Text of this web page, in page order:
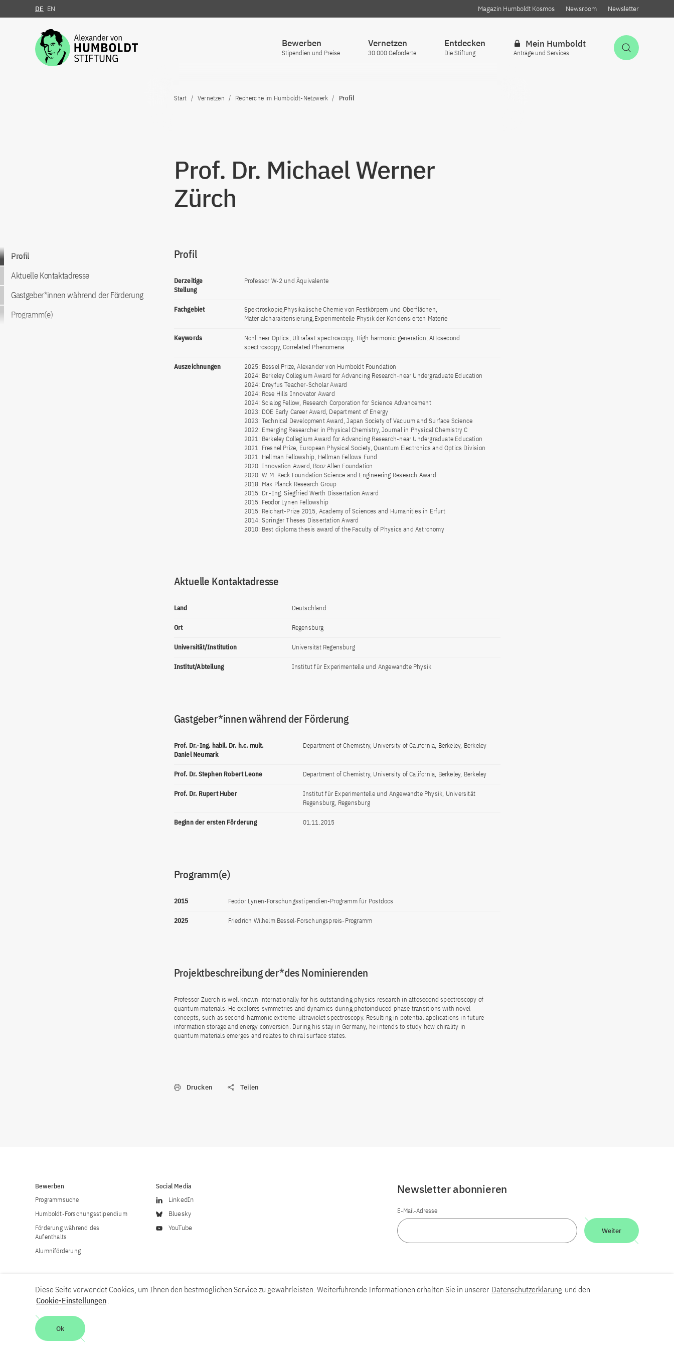
Zum Inhalt springen
DE EN Magazin Humboldt Kosmos Newsroom Newsletter
Bewerben
Stipendien und Preise
Vernetzen
30.000 Geförderte
Entdecken
Die Stiftung
Mein Humboldt
Anträge und Services
Start Vernetzen Recherche im Humboldt-Netzwerk Profil
Prof. Dr. Michael Werner
Zürch
Zum Inhalt springen
Profil
Aktuelle Kontaktadresse
Gastgeber*innen während der Förderung
Programm(e)
Profil
Derzeitige
Stellung
Professor W-2 und Äquivalente
Fachgebiet
Spektroskopie,Physikalische Chemie von Festkörpern und Oberflächen,
Materialcharakterisierung,Experimentelle Physik der Kondensierten Materie
Keywords
Nonlinear Optics, Ultrafast spectroscopy, High harmonic generation, Attosecond
spectroscopy, Correlated Phenomena
Auszeichnungen
2025: Bessel Prize, Alexander von Humboldt Foundation
2024: Berkeley Collegium Award for Advancing Research-near Undergraduate Education
2024: Dreyfus Teacher-Scholar Award
2024: Rose Hills Innovator Award
2024: Scialog Fellow, Research Corporation for Science Advancement
2023: DOE Early Career Award, Department of Energy
2023: Technical Development Award, Japan Society of Vacuum and Surface Science
2022: Emerging Researcher in Physical Chemistry, Journal in Physical Chemistry C
2021: Berkeley Collegium Award for Advancing Research-near Undergraduate Education
2021: Fresnel Prize, European Physical Society, Quantum Electronics and Optics Division
2021: Hellman Fellowship, Hellman Fellows Fund
2020: Innovation Award, Booz Allen Foundation
2020: W. M. Keck Foundation Science and Engineering Research Award
2018: Max Planck Research Group
2015: Dr.-Ing. Siegfried Werth Dissertation Award
2015: Feodor Lynen Fellowship
2015: Reichart-Prize 2015, Academy of Sciences and Humanities in Erfurt
2014: Springer Theses Dissertation Award
2010: Best diploma thesis award of the Faculty of Physics and Astronomy
Aktuelle Kontaktadresse
Land Deutschland
Ort Regensburg
Universität/Institution Universität Regensburg
Institut/Abteilung Institut für Experimentelle und Angewandte Physik
Gastgeber*innen während der Förderung
Prof. Dr.-Ing. habil. Dr. h.c. mult.
Daniel Neumark
Department of Chemistry, University of California, Berkeley, Berkeley
Prof. Dr. Stephen Robert Leone Department of Chemistry, University of California, Berkeley, Berkeley
Prof. Dr. Rupert Huber
Institut für Experimentelle und Angewandte Physik, Universität
Regensburg, Regensburg
Beginn der ersten Förderung 01.11.2015
Programm(e)
2015 Feodor Lynen-Forschungsstipendien-Programm für Postdocs
2025 Friedrich Wilhelm Bessel-Forschungspreis-Programm
Projektbeschreibung der*des Nominierenden
Professor Zuerch is well known internationally for his outstanding physics research in attosecond spectroscopy of
quantum materials. He explores symmetries and dynamics during photoinduced phase transitions with novel
concepts, such as second-harmonic extreme-ultraviolet spectroscopy. Resulting in potential applications in future
information storage and energy conversion. During his stay in Germany, he intends to study how chirality in
quantum materials emerges and relates to chiral surface states.
Drucken Teilen
Bewerben
Programmsuche
Humboldt-Forschungsstipendium
Förderung während des
Aufenthalts
Alumniförderung
Social Media
LinkedIn
Bluesky
YouTube
Newsletter abonnieren
E-Mail-Adresse
Weiter
Diese Seite verwendet Cookies, um Ihnen den bestmöglichen Service zu gewährleisten. Weiterführende Informationen erhalten Sie in unserer Datenschutzerklärung und den
Cookie-Einstellungen.
Ok